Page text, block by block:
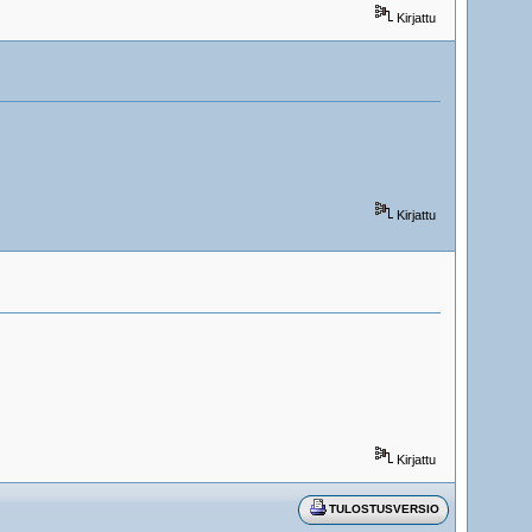
Kirjattu
Kirjattu
Kirjattu
TULOSTUSVERSIO